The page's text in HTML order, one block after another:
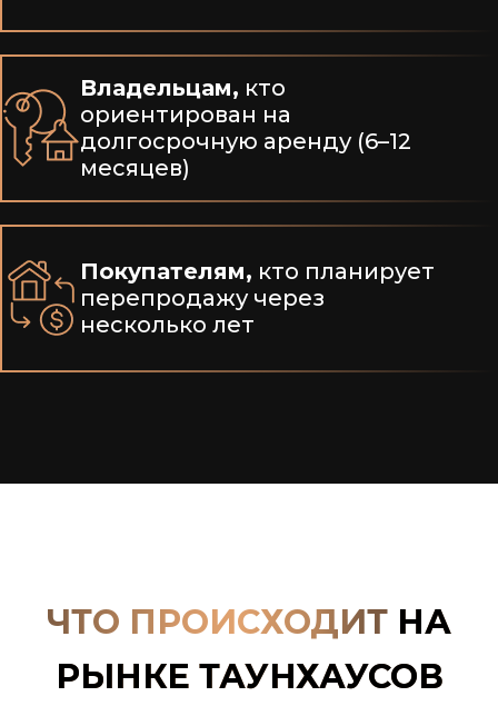
Владельцам, кто
ориентирован на
долгосрочную аренду (6–12
месяцев)
Покупателям, кто планирует
перепродажу через
несколько лет
ЧТО ПРОИСХОДИТ НА
РЫНКЕ ТАУНХАУСОВ